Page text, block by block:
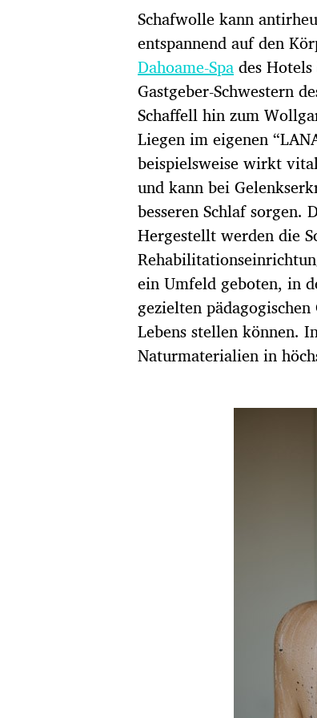
Schafwolle kann
entspannend auf den
Dahoame-Spades
Gastgeber-Schwestern
Schaffell hin zum
Liegen im eigenen
beispielsweise wirkt
und kann bei
besseren Schlaf
Hergestellt werden die
ein Umfeld geboten, in
gezielten
Lebens stellen können.
Naturmaterialien in